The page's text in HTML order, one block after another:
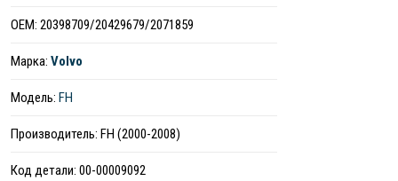
ОЕМ: 20398709/20429679/2071859
Марка: Volvo
Модель: FH
Производитель: FH (2000-2008)
Код детали: 00-00009092